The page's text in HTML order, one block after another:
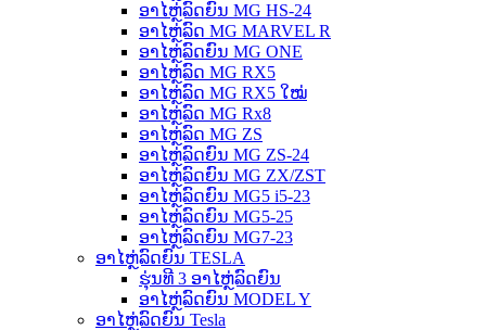
ອາໄຫຼ່ລົດຍົນ MG HS-24
ອາໄຫຼ່ລົດ MG MARVEL R
ອາໄຫຼ່ລົດຍົນ MG ONE
ອາໄຫຼ່ລົດ MG RX5
ອາໄຫຼ່ລົດ MG RX5 ໃໝ່
ອາໄຫຼ່ລົດ MG Rx8
ອາໄຫຼ່ລົດ MG ZS
ອາໄຫຼ່ລົດຍົນ MG ZS-24
ອາໄຫຼ່ລົດຍົນ MG ZX/ZST
ອາໄຫຼ່ລົດຍົນ MG5 i5-23
ອາໄຫຼ່ລົດຍົນ MG5-25
ອາໄຫຼ່ລົດຍົນ MG7-23
ອາໄຫຼ່ລົດຍົນ TESLA
ຮຸ່ນທີ 3 ອາໄຫຼ່ລົດຍົນ
ອາໄຫຼ່ລົດຍົນ MODEL Y
ອາໄຫຼ່ລົດຍົນ Tesla